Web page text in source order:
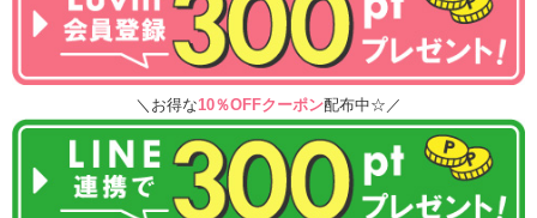
＼お得な10％OFFクーポン配布中☆／